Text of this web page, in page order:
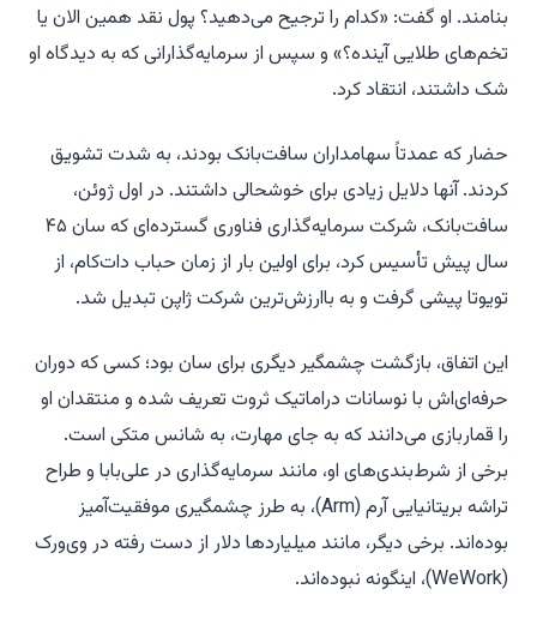
بنامند. او گفت: «کدام را ترجیح می‌دهید؟ پول نقد همین الان یا
تخم‌های طلایی آینده؟» و سپس از سرمایه‌گذارانی که به دیدگاه او
شک داشتند، انتقاد کرد.
حضار که عمدتاً سهامداران سافت‌بانک بودند، به شدت تشویق
کردند. آنها دلایل زیادی برای خوشحالی داشتند. در اول ژوئن،
سافت‌بانک، شرکت سرمایه‌گذاری فناوری گسترده‌ای که سان ۴۵
سال پیش تأسیس کرد، برای اولین بار از زمان حباب دات‌کام، از
تویوتا پیشی گرفت و به باارزش‌ترین شرکت ژاپن تبدیل شد.
این اتفاق، بازگشت چشمگیر دیگری برای سان بود؛ کسی که دوران
حرفه‌ای‌اش با نوسانات دراماتیک ثروت تعریف شده و منتقدان او
را قماربازی می‌دانند که به جای مهارت، به شانس متکی است.
برخی از شرط‌بندی‌های او، مانند سرمایه‌گذاری در علی‌بابا و طراح
تراشه بریتانیایی آرم (Arm)، به طرز چشمگیری موفقیت‌آمیز
بوده‌اند. برخی دیگر، مانند میلیاردها دلار از دست رفته در وی‌ورک
(WeWork)، اینگونه نبوده‌اند.